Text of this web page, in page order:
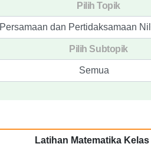
Pilih Topik
Persamaan dan Pertidaksamaan
Pilih Subtopik
Semua
Latihan Matematika Kelas